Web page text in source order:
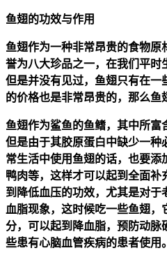
鱼翅的功效与作用
鱼翅作为一种非常昂贵的食物原
誉为八大珍品之一，在我们平时
但是并没有见过，鱼翅只有在一
的价格也是非常昂贵的，那么鱼
鱼翅作为鲨鱼的鱼鳍，其中所富
但是由于其胶原蛋白中缺少一种
常生活中使用鱼翅的话，也要添
鸭肉等，这样才可以起到全面
到降低血压的功效，尤其是对
血脂现象，这时候吃一些鱼翅
分，可以起到降血脂，预防动脉
些患有心脑血管疾病的患者使用。